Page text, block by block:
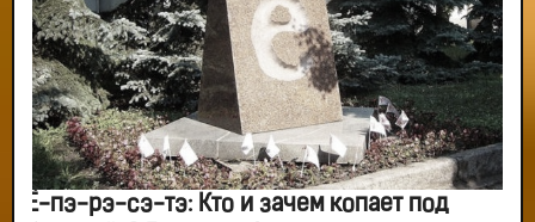
Ё-пэ-рэ-сэ-тэ: Кто и зачем копает под